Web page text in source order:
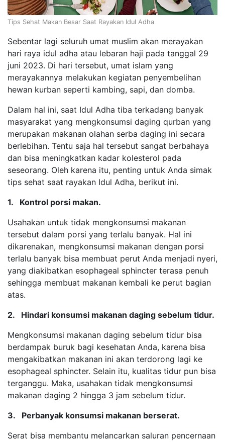
Tips Sehat Makan Besar Saat Rayakan Idul Adha
Sebentar lagi seluruh umat muslim akan merayakan
hari raya idul adha atau lebaran haji pada tanggal 29
juni 2023. Di hari tersebut, umat islam yang
merayakannya melakukan kegiatan penyembelihan
hewan kurban seperti kambing, sapi, dan domba.
Dalam hal ini, saat Idul Adha tiba terkadang banyak
masyarakat yang mengkonsumsi daging qurban yang
merupakan makanan olahan serba daging ini secara
berlebihan. Tentu saja hal tersebut sangat berbahaya
dan bisa meningkatkan kadar kolesterol pada
seseorang. Oleh karena itu, penting untuk Anda simak
tips sehat saat rayakan Idul Adha, berikut ini.
1. Kontrol porsi makan.
Usahakan untuk tidak mengkonsumsi makanan
tersebut dalam porsi yang terlalu banyak. Hal ini
dikarenakan, mengkonsumsi makanan dengan porsi
terlalu banyak bisa membuat perut Anda menjadi nyeri,
yang diakibatkan esophageal sphincter terasa penuh
sehingga membuat makanan kembali ke perut bagian
atas.
2. Hindari konsumsi makanan daging sebelum tidur.
Mengkonsumsi makanan daging sebelum tidur bisa
berdampak buruk bagi kesehatan Anda, karena bisa
mengakibatkan makanan ini akan terdorong lagi ke
esophageal sphincter. Selain itu, kualitas tidur pun bisa
terganggu. Maka, usahakan tidak mengkonsumsi
makanan daging 2 hingga 3 jam sebelum tidur.
3. Perbanyak konsumsi makanan berserat.
Serat bisa membantu melancarkan saluran pencernaan